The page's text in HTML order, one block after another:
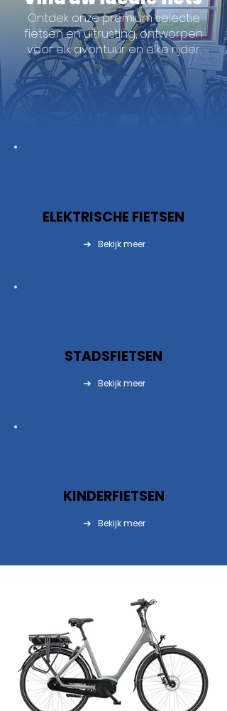
Ontdek onze premium selectie
fietsen en uitrusting, ontworpen
voor elk avontuur en elke rijder.
ELEKTRISCHE FIETSEN
Bekijk meer
STADSFIETSEN
Bekijk meer
KINDERFIETSEN
Bekijk meer